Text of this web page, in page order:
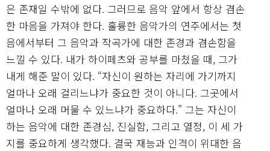
은 존재일 수밖에 없다. 그러므로 음악 앞에서 항상 겸손
한 마음을 가져야 한다. 훌륭한 음악가의 연주에서는 첫
음에서부터 그 음악과 작곡가에 대한 존경과 겸손함을
느낄 수 있다. 내가 하이페츠와 공부를 마쳤을 때, 그가
내게 해준 말이 있다. “자신이 원하는 자리에 가기까지
얼마나 오래 걸리느냐가 중요한 것이 아니다. 그곳에서
얼마나 오래 머물 수 있느냐가 중요하다.” 그는 자신이
하는 음악에 대한 존경심, 진실함, 그리고 열정, 이 세 가
지를 중요하게 생각했다. 결국 재능과 인격이 위대한 음